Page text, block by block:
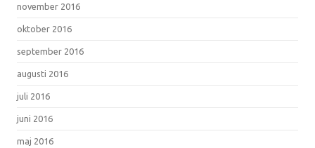
november 2016
oktober 2016
september 2016
augusti 2016
juli 2016
juni 2016
maj 2016